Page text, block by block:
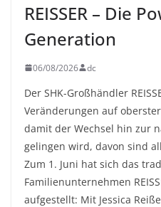
REISSER – Die
Generation
06/08/2026 dc
Der SHK-Großhändler
Veränderungen auf
damit der Wechsel hin zur
gelingen wird, davon sind
Zum 1. Juni hat sich das
Familienunternehmen
aufgestellt: Mit Jessica